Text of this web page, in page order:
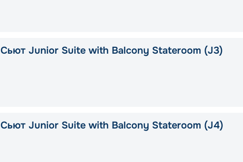
Сьют Junior Suite with Balcony Stateroom (J3)
Сьют Junior Suite with Balcony Stateroom (J4)